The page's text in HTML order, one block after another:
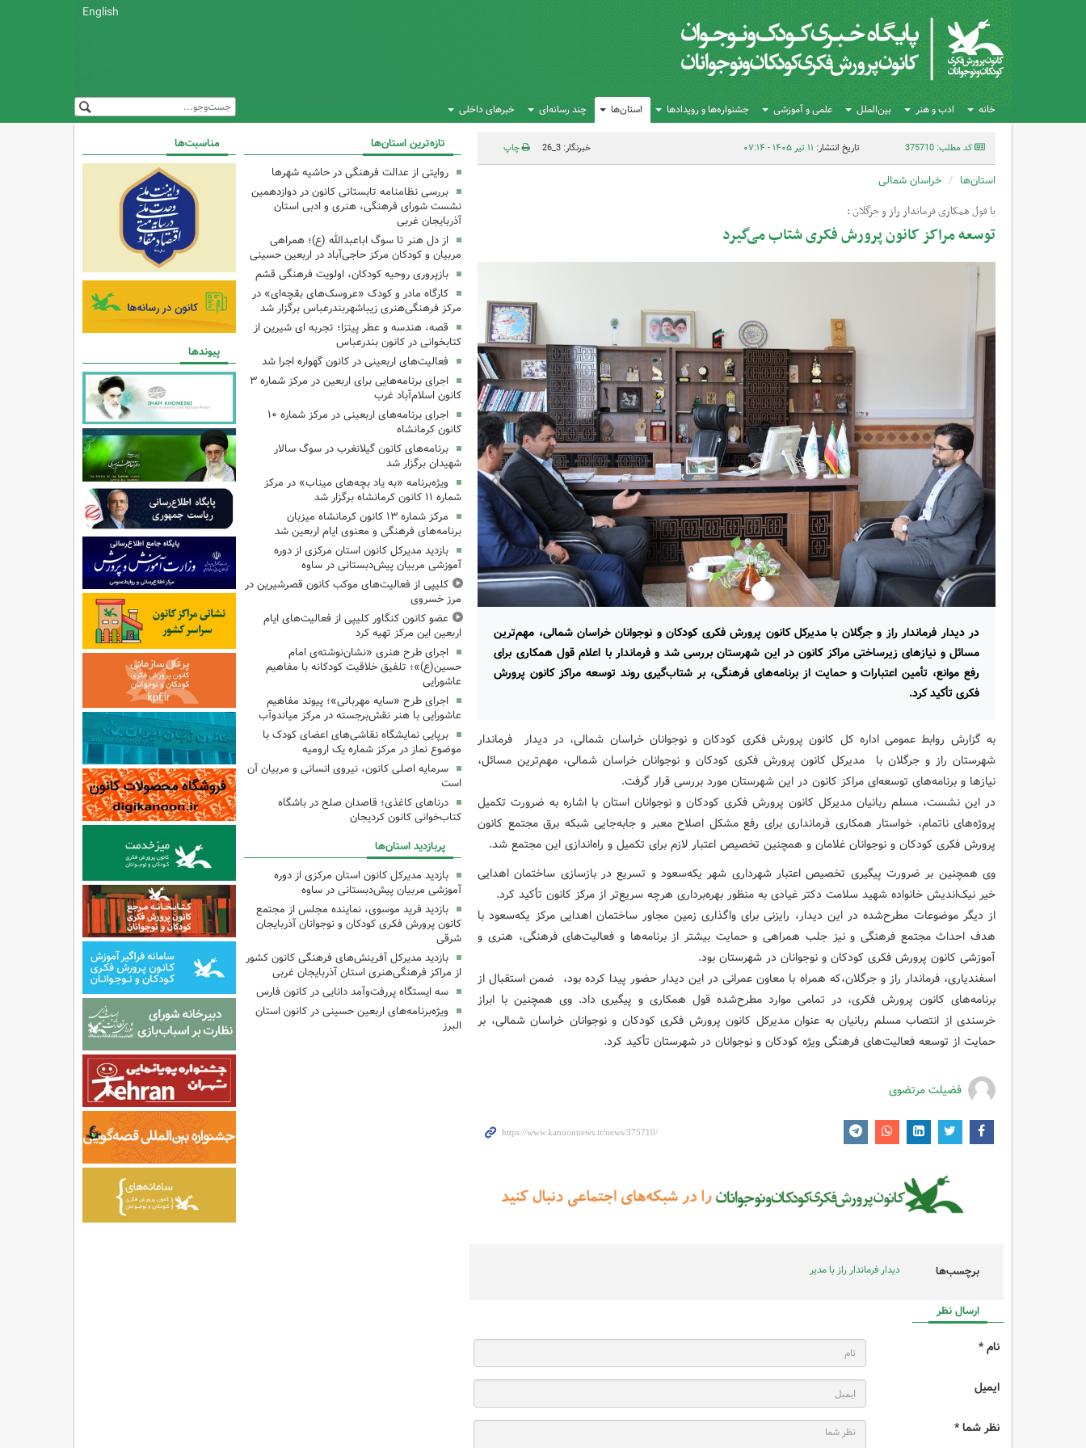
English
خانه ادب و هنر بین‌الملل علمی و آموزشی جشنواره‌ها و رویدادها استان‌ها چند رسانه‌ای خبرهای داخلی
کد مطلب: 375710 تاریخ انتشار: ۱۱ تیر ۱۴۰۵ - ۰۷:۱۴ خبرنگار: 3_26 چاپ
استان‌ها خراسان شمالی
با قول همکاری فرماندار راز و جرگلان :
توسعه مراکز کانون پرورش فکری شتاب می‌گیرد
در دیدار فرماندار راز و جرگلان با مدیرکل کانون پرورش فکری کودکان و نوجوانان خراسان شمالی، مهم‌ترین
مسائل و نیازهای زیرساختی مراکز کانون در این شهرستان بررسی شد و فرماندار با اعلام قول همکاری برای
رفع موانع، تأمین اعتبارات و حمایت از برنامه‌های فرهنگی، بر شتاب‌گیری روند توسعه مراکز کانون پرورش
فکری تأکید کرد.
به گزارش روابط عمومی اداره کل کانون پرورش فکری کودکان و نوجوانان خراسان شمالی، در دیدار فرماندار
شهرستان راز و جرگلان با مدیرکل کانون پرورش فکری کودکان و نوجوانان خراسان شمالی، مهم‌ترین مسائل،
نیازها و برنامه‌های توسعه‌ای مراکز کانون در این شهرستان مورد بررسی قرار گرفت.
در این نشست، مسلم ربانیان مدیرکل کانون پرورش فکری کودکان و نوجوانان استان با اشاره به ضرورت تکمیل
پروژه‌های ناتمام، خواستار همکاری فرمانداری برای رفع مشکل اصلاح معبر و جابه‌جایی شبکه برق مجتمع کانون
پرورش فکری کودکان و نوجوانان غلامان و همچنین تخصیص اعتبار لازم برای تکمیل و راه‌اندازی این مجتمع شد.
وی همچنین بر ضرورت پیگیری تخصیص اعتبار شهرداری شهر یکه‌سعود و تسریع در بازسازی ساختمان اهدایی
خیر نیک‌اندیش خانواده شهید سلامت دکتر غیادی به منظور بهره‌برداری هرچه سریع‌تر از مرکز کانون تأکید کرد.
از دیگر موضوعات مطرح‌شده در این دیدار، رایزنی برای واگذاری زمین مجاور ساختمان اهدایی مرکز یکه‌سعود با
هدف احداث مجتمع فرهنگی و نیز جلب همراهی و حمایت بیشتر از برنامه‌ها و فعالیت‌های فرهنگی، هنری و
آموزشی کانون پرورش فکری کودکان و نوجوانان در شهرستان بود.
اسفندیاری، فرماندار راز و جرگلان،که همراه با معاون عمرانی در این دیدار حضور پیدا کرده بود، ضمن استقبال از
برنامه‌های کانون پرورش فکری، در تمامی موارد مطرح‌شده قول همکاری و پیگیری داد. وی همچنین با ابراز
خرسندی از انتصاب مسلم ربانیان به عنوان مدیرکل کانون پرورش فکری کودکان و نوجوانان خراسان شمالی، بر
حمایت از توسعه فعالیت‌های فرهنگی ویژه کودکان و نوجوانان در شهرستان تأکید کرد.
فضیلت مرتضوی
برچسب‌ها دیدار فرماندار راز با مدیر
ارسال نظر
نام *
ایمیل
نظر شما *
تازه‌ترین استان‌ها
روایتی از عدالت فرهنگی در حاشیه شهرها
بررسی نظامنامه تابستانی کانون در دوازدهمین
نشست شورای فرهنگی، هنری و ادبی استان
آذربایجان غربی
از دل هنر تا سوگ اباعبدالله (ع)؛ همراهی
مربیان و کودکان مرکز حاجی‌آباد در اربعین حسینی
بازپروری روحیه کودکان، اولویت فرهنگی قشم
کارگاه مادر و کودک «عروسک‌های بقچه‌ای» در
مرکز فرهنگی‌هنری زیباشهربندرعباس برگزار شد
قصه، هندسه و عطر پیتزا؛ تجربه ای شیرین از
کتابخوانی در کانون بندرعباس
فعالیت‌های اربعینی در کانون گهواره اجرا شد
اجرای برنامه‌هایی برای اربعین در مرکز شماره ۳
کانون اسلام‌آباد غرب
اجرای برنامه‌های اربعینی در مرکز شماره ۱۰
کانون کرمانشاه
برنامه‌های کانون گیلانغرب در سوگ سالار
شهیدان برگزار شد
ویژه‌برنامه «به یاد بچه‌های میناب» در مرکز
شماره ۱۱ کانون کرمانشاه برگزار شد
مرکز شماره ۱۳ کانون کرمانشاه میزبان
برنامه‌های فرهنگی و معنوی ایام اربعین شد
بازدید مدیرکل کانون استان مرکزی از دوره
آموزشی مربیان پیش‌دبستانی در ساوه
کلیپی از فعالیت‌های موکب کانون قصرشیرین در
مرز خسروی
عضو کانون کنگاور کلیپی از فعالیت‌های ایام
اربعین این مرکز تهیه کرد
اجرای طرح هنری «نشان‌نوشته‌ی امام
حسین(ع)»؛ تلفیق خلاقیت کودکانه با مفاهیم
عاشورایی
اجرای طرح «سایه مهربانی»؛ پیوند مفاهیم
عاشورایی با هنر نقش‌برجسته در مرکز میاندوآب
برپایی نمایشگاه نقاشی‌های اعضای کودک با
موضوع نماز در مرکز شماره یک ارومیه
سرمایه اصلی کانون، نیروی انسانی و مربیان آن
است
درناهای کاغذی؛ قاصدان صلح در باشگاه
کتاب‌خوانی کانون کردیجان
پربازدید استان‌ها
بازدید مدیرکل کانون استان مرکزی از دوره
آموزشی مربیان پیش‌دبستانی در ساوه
بازدید فرید موسوی، نماینده مجلس از مجتمع
کانون پرورش فکری کودکان و نوجوانان آذربایجان
شرقی
بازدید مدیرکل آفرینش‌های فرهنگی کانون کشور
از مراکز فرهنگی‌هنری استان آذربایجان غربی
سه ایستگاه پررفت‌وآمد دانایی در کانون فارس
ویژه‌برنامه‌های اربعین حسینی در کانون استان
البرز
مناسبت‌ها
پیوندها